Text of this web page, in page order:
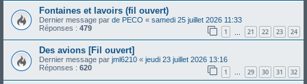
Fontaines et lavoirs (fil ouvert)
Dernier message par de PECO « samedi 25 juillet 2026 11:33
Réponses : 479 1 21 22 23 24
Des avions [Fil ouvert]
Dernier message par jml6210 « jeudi 23 juillet 2026 13:16
Réponses : 620 1 … 29 30 31 32